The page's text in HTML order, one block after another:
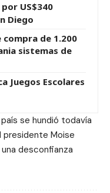
US$340
Diego
compra de 1.200
sistemas de
Juegos Escolares
se hundió todavía
presidente Moise
desconfianza